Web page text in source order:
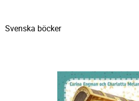
Svenska böcker